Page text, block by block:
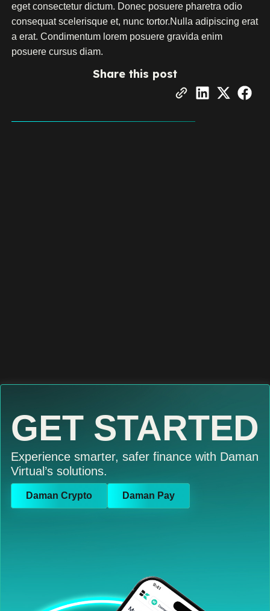
eget consectetur dictum. Donec posuere pharetra odio
consequat scelerisque et, nunc tortor.Nulla adipiscing erat
a erat. Condimentum lorem posuere gravida enim
posuere cursus diam.
Share this post
GET STARTED
Experience smarter, safer finance with Daman
Virtual’s solutions.
Daman Crypto Daman Pay